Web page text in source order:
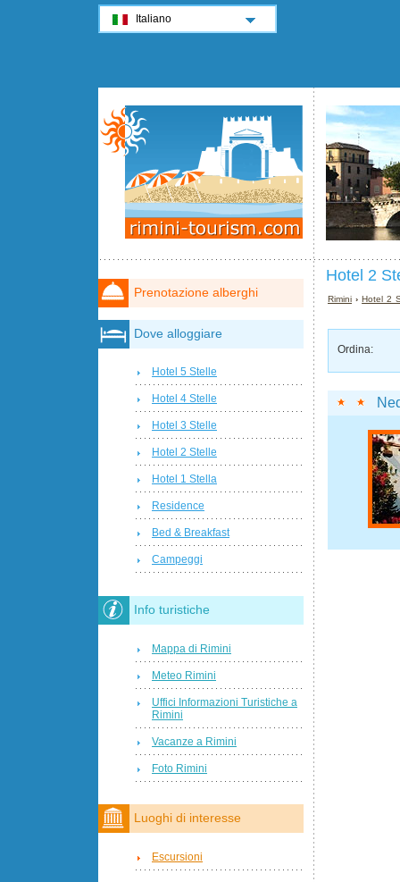
Hotel 2
Rimini ›Hotel 2
Ordina:
Prenotazione alberghi
Dove alloggiare
Hotel 5 Stelle
Hotel 4 Stelle
Hotel 3 Stelle
Hotel 2 Stelle
Hotel 1 Stella
Residence
Bed & Breakfast
Campeggi
Info turistiche
Mappa di Rimini
Meteo Rimini
Uffici Informazioni Turistiche a
Rimini
Vacanze a Rimini
Foto Rimini
Luoghi di interesse
Escursioni
Italiano